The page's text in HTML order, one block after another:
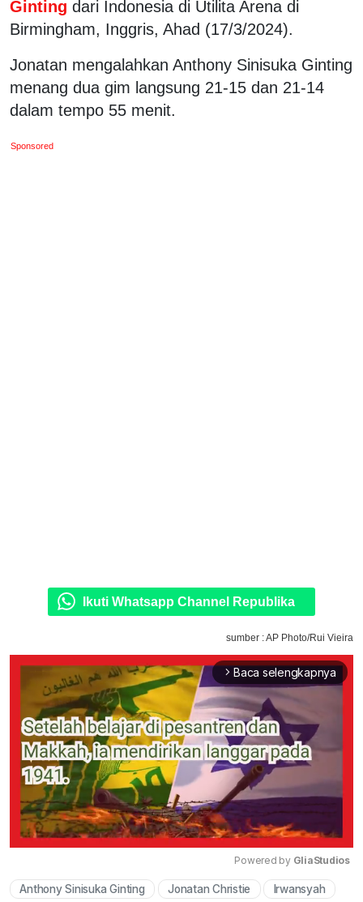
Ginting dari Indonesia di Utilita Arena di
Birmingham, Inggris, Ahad (17/3/2024).
Jonatan mengalahkan Anthony Sinisuka Ginting
menang dua gim langsung 21-15 dan 21-14
dalam tempo 55 menit.
Sponsored
Ikuti Whatsapp Channel Republika
sumber : AP Photo/Rui Vieira
arrow_forward_ios Baca selengkapnya
Mute
Powered by GliaStudios
Anthony Sinisuka Ginting Jonatan Christie Irwansyah